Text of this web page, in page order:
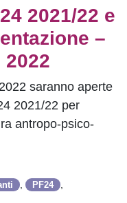
2021/22 e
–
saranno aperte
2021/22 per
antropo-psico-
PF24